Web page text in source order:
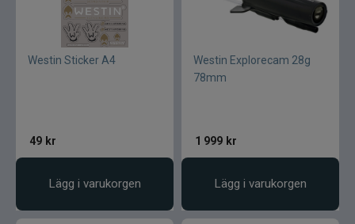
Flugbindning
Flugfiske
Kläder
Trolling
Specimenfiske
Westin Sticker A4
49 kr
Lägg i varukorgen
Westin Explorecam 28g
78mm
1 999 kr
Lägg i varukorgen